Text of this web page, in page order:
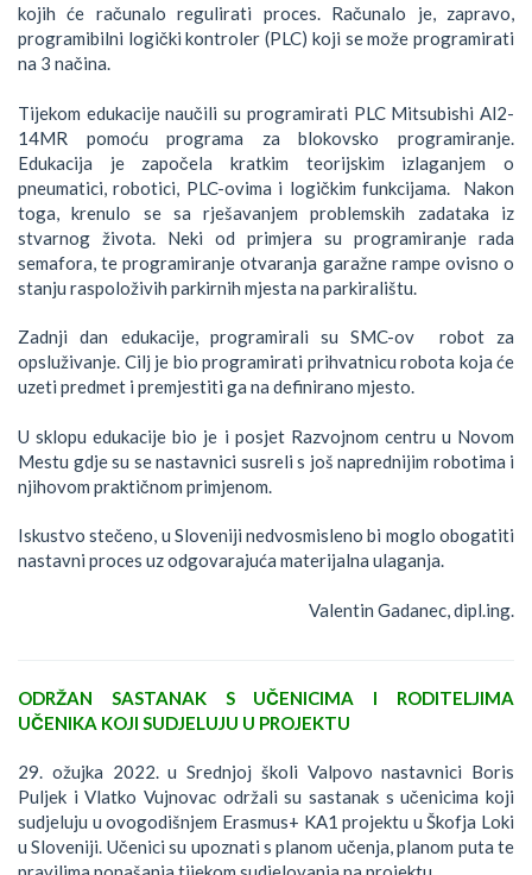
kojih će računalo regulirati proces. Računalo je, zapravo,
programibilni logički kontroler (PLC) koji se može programirati
na 3 načina.
Tijekom edukacije naučili su programirati PLC Mitsubishi Al2-
14MR pomoću programa za blokovsko programiranje.
Edukacija je započela kratkim teorijskim izlaganjem o
pneumatici, robotici, PLC-ovima i logičkim funkcijama. Nakon
toga, krenulo se sa rješavanjem problemskih zadataka iz
stvarnog života. Neki od primjera su programiranje rada
semafora, te programiranje otvaranja garažne rampe ovisno o
stanju raspoloživih parkirnih mjesta na parkiralištu.
Zadnji dan edukacije, programirali su SMC-ov robot za
opsluživanje. Cilj je bio programirati prihvatnicu robota koja će
uzeti predmet i premjestiti ga na definirano mjesto.
U sklopu edukacije bio je i posjet Razvojnom centru u Novom
Mestu gdje su se nastavnici susreli s još naprednijim robotima i
njihovom praktičnom primjenom.
Iskustvo stečeno, u Sloveniji nedvosmisleno bi moglo obogatiti
nastavni proces uz odgovarajuća materijalna ulaganja.
Valentin Gadanec, dipl.ing.
ODRŽAN SASTANAK S UČENICIMA I RODITELJIMA
UČENIKA KOJI SUDJELUJU U PROJEKTU
29. ožujka 2022. u Srednjoj školi Valpovo nastavnici Boris
Puljek i Vlatko Vujnovac održali su sastanak s učenicima koji
sudjeluju u ovogodišnjem Erasmus+ KA1 projektu u Škofja Loki
u Sloveniji. Učenici su upoznati s planom učenja, planom puta te